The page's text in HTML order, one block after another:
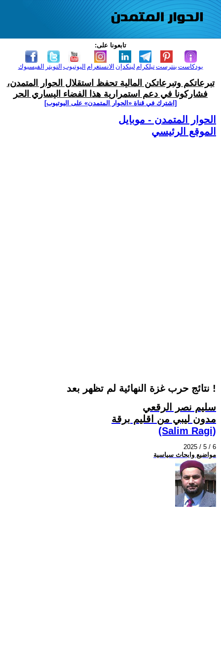
تابعونا على:
الفيسبوك التويتر اليوتيوب الانستغرام لينكدإن تيلكرامبنترست بودكاست
تبرعاتكم وتبرعاتكن المالية تحفظ استقلال الحوار المتمدن،
فشاركونا في دعم استمرارية هذا الفضاء اليساري الحر
[اشترك في قناة ‫«الحوار المتمدن» على اليوتيوب]
الحوار المتمدن - موبايل
الموقع الرئيسي
نتائج حرب غزة النهائية لم تظهر بعد !
سليم نصر الرقعي
مدون ليبي من اقليم برقة
(Salim Ragi)
2025 / 5 / 6
مواضيع وابحاث سياسية